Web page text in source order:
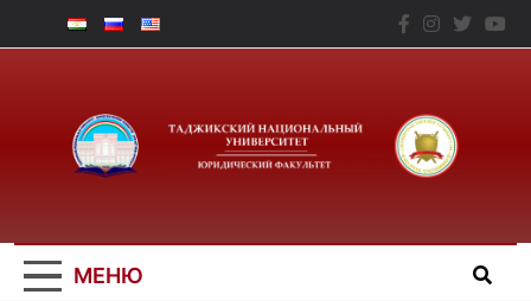
Перейти
к
Юридический
Факальтет – ТНУ
МЕНЮ